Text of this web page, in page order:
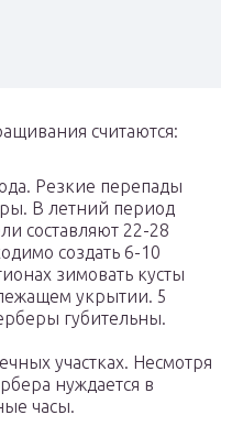
считаются:
Резкие перепады
В летний период
составляют 22-28
создать 6-10
зимовать кусты
укрытии. 5
губительны.
участках. Несмотря
нуждается в
часы.